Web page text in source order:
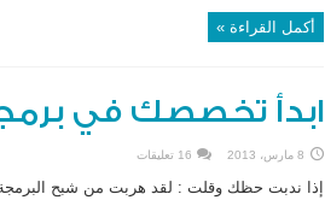
أكمل القراءة »
ابدأ تخصصك في
8 مارس، 2013 16 تعليقات
إذا ندبت حظك وقلت : لقد هربت من شبح